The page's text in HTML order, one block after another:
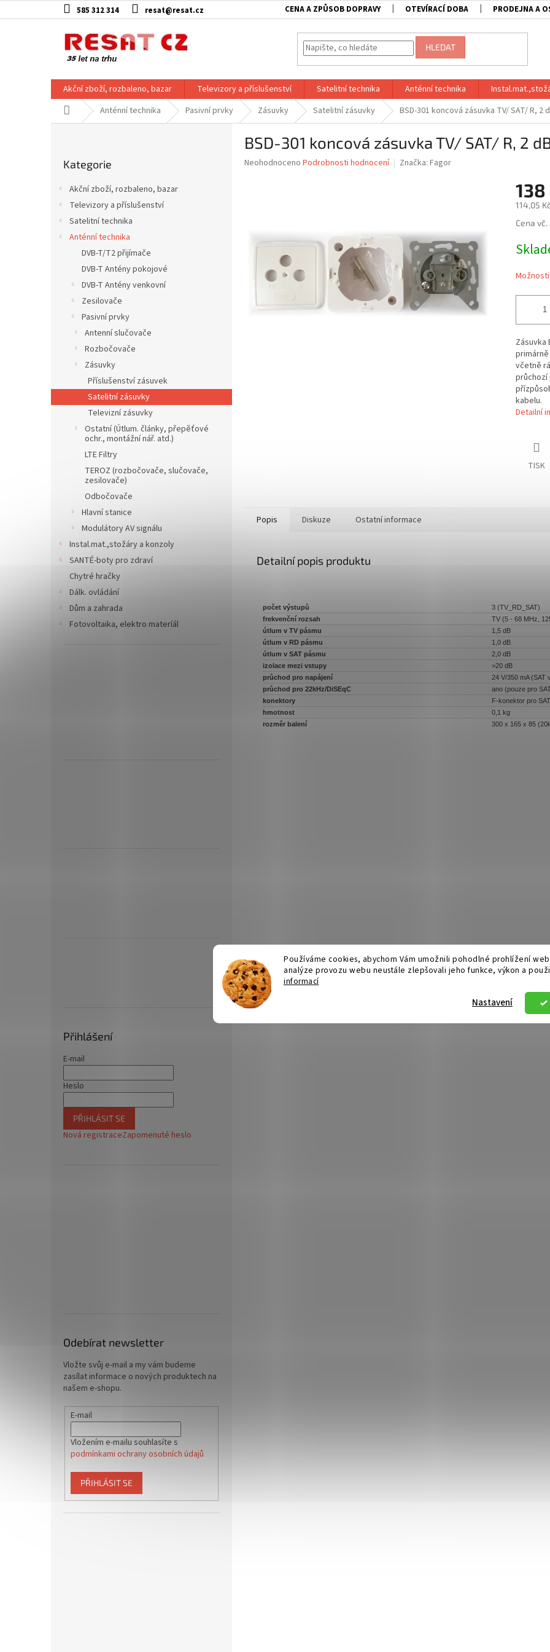
Používáme cookies, abychom Vám umožnili pohodlné prohlížení
analýze provozu webu neustále zlepšovali jeho funkce, výkon a
informací
Nastavení
na
585 312 314 resat@resat.cz CENA A ZPŮSOB DOPRAVY OTEVÍRACÍ DOBA PRODEJNA A
HLEDAT
Akční zboží, rozbaleno, bazar Televizory a příslušenství Satelitní technika Anténní technika
Domů Anténní technika Pasivní prvky Zásuvky Satelitní zásuvky BSD-301 koncová zásuvka TV/ SAT/ R,
kategorie
Kategorie
Akční zboží, rozbaleno, bazar
Televizory a příslušenství
Satelitní technika
Anténní technika
DVB-T/T2 přijímače
DVB-T Antény pokojové
DVB-T Antény venkovní
Zesilovače
Pasivní prvky
Antenní slučovače
Rozbočovače
Zásuvky
Příslušenství zásuvek
Satelitní zásuvky
Televizní zásuvky
Ostatní (Útlum. články, přepěťové
ochr., montážní nář. atd.)
LTE Filtry
TEROZ (rozbočovače, slučovače,
zesilovače)
Odbočovače
Hlavní stanice
Modulátory AV signálu
Instal.mat.,stožáry a konzoly
SANTÉ-boty pro zdraví
Chytré hračky
Dálk. ovládání
Dům a zahrada
Fotovoltaika, elektro materíál
Přihlášení
E-mail
Heslo
PŘIHLÁSIT SE
Nová registraceZapomenuté heslo
Odebírat newsletter
Vložte svůj e-mail a my vám budeme
zasílat informace o nových produktech na
našem e-shopu.
E-mail
Vložením e-mailu souhlasíte s
podmínkami ochrany osobních údajů
PŘIHLÁSIT SE
BSD-301 koncová zásuvka TV/ SAT/ R, 2
Průměrné
hvězdiček.
Neohodnoceno Podrobnosti hodnocení Značka: Fagor
138
114,05
Měrná
Cena
Zásuvka
včetně
průchozí
kabelu.
Detailní
TISK
Popis Diskuze Ostatní informace
Detailní popis produktu
počet výstupů
3 (TV_RD_SAT)
frekvenční rozsah
TV (5 - 68 MHz,
útlum v TV pásmu
1,5 dB
útlum v RD pásmu
1,0 dB
útlum v SAT pásmu
2,0 dB
izolace mezi vstupy
>20 dB
průchod pro napájení
24 V/350 mA (SAT
průchod pro 22kHz/DiSEqC
ano (pouze pro
konektory
F-konektor pro
hmotnost
0,1 kg
rozměr balení
300 x 165 x 85